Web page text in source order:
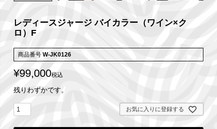
レディースジャージ バイカラー（ワイン×ク
ロ）F
商品番号 W-JK0126
¥99,000税込
残りわずかです。
お気に入りに登録する